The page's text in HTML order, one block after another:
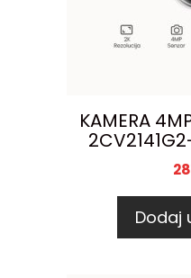
KAMERA
Dodaj